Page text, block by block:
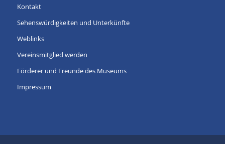
Kontakt
Sehenswürdigkeiten und Unterkünfte
Weblinks
Vereinsmitglied werden
Förderer und Freunde des Museums
Impressum